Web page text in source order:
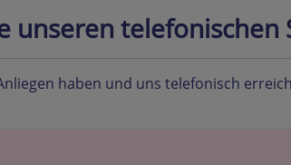
unseren telefonischen
haben und uns telefonisch